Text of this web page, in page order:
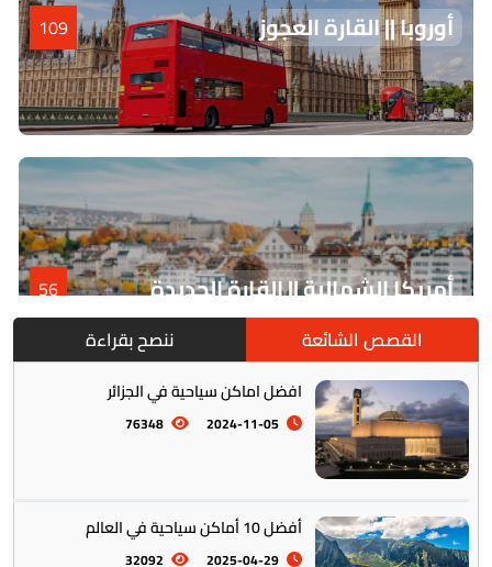
أوروبا || القارة العجوز 109
أمريكا الشمالية || القارة الجديدة 56
أمريكا الجنوبية || القارة اللاتينية
القصص الشائعة ننصح بقراءة
افضل اماكن سياحية في الجزائر
2024-11-05
76348
أفضل 10 أماكن سياحية في العالم
2025-04-29
32092